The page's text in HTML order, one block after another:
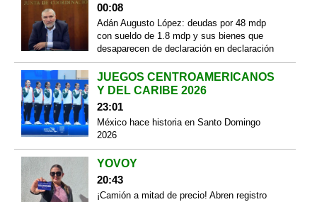
00:08
Adán Augusto López: deudas por 48 mdp
con sueldo de 1.8 mdp y sus bienes que
desaparecen de declaración en declaración
JUEGOS CENTROAMERICANOS
Y DEL CARIBE 2026
23:01
México hace historia en Santo Domingo
2026
YOVOY
20:43
¡Camión a mitad de precio! Abren registro